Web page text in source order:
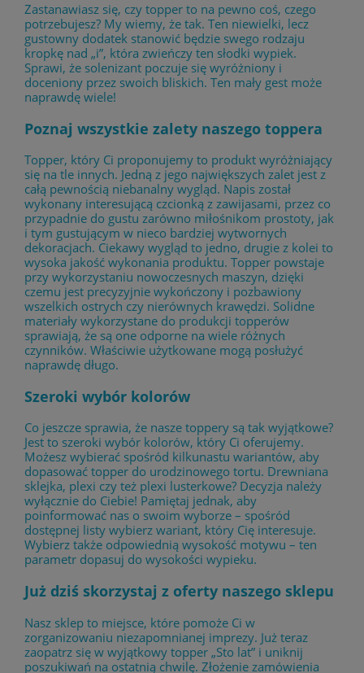
Zastanawiasz się, czy topper to na pewno coś, czego
potrzebujesz? My wiemy, że tak. Ten niewielki, lecz
gustowny dodatek stanowić będzie swego rodzaju
kropkę nad „i”, która zwieńczy ten słodki wypiek.
Sprawi, że solenizant poczuje się wyróżniony i
doceniony przez swoich bliskich. Ten mały gest może
naprawdę wiele!
Poznaj wszystkie zalety naszego toppera
Topper, który Ci proponujemy to produkt wyróżniający
się na tle innych. Jedną z jego największych zalet jest z
całą pewnością niebanalny wygląd. Napis został
wykonany interesującą czcionką z zawijasami, przez co
przypadnie do gustu zarówno miłośnikom prostoty, jak
i tym gustującym w nieco bardziej wytwornych
dekoracjach. Ciekawy wygląd to jedno, drugie z kolei to
wysoka jakość wykonania produktu. Topper powstaje
przy wykorzystaniu nowoczesnych maszyn, dzięki
czemu jest precyzyjnie wykończony i pozbawiony
wszelkich ostrych czy nierównych krawędzi. Solidne
materiały wykorzystane do produkcji topperów
sprawiają, że są one odporne na wiele różnych
czynników. Właściwie użytkowane mogą posłużyć
naprawdę długo.
Szeroki wybór kolorów
Co jeszcze sprawia, że nasze toppery są tak wyjątkowe?
Jest to szeroki wybór kolorów, który Ci oferujemy.
Możesz wybierać spośród kilkunastu wariantów, aby
dopasować topper do urodzinowego tortu. Drewniana
sklejka, plexi czy też plexi lusterkowe? Decyzja należy
wyłącznie do Ciebie! Pamiętaj jednak, aby
poinformować nas o swoim wyborze – spośród
dostępnej listy wybierz wariant, który Cię interesuje.
Wybierz także odpowiednią wysokość motywu – ten
parametr dopasuj do wysokości wypieku.
Już dziś skorzystaj z oferty naszego sklepu
Nasz sklep to miejsce, które pomoże Ci w
zorganizowaniu niezapomnianej imprezy. Już teraz
zaopatrz się w wyjątkowy topper „Sto lat” i uniknij
poszukiwań na ostatnią chwilę. Złożenie zamówienia